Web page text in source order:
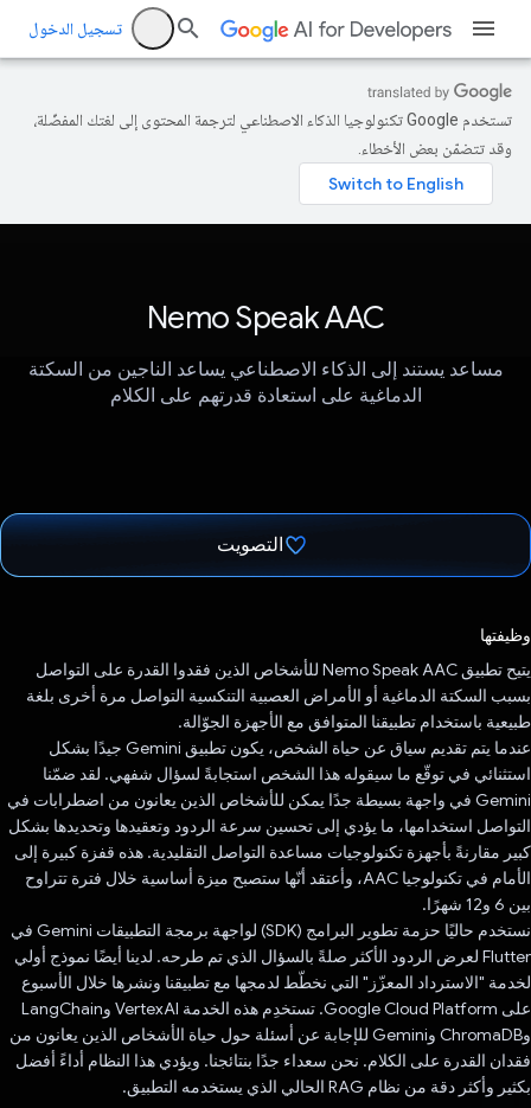
تسجيل الدخول
تستخدم Google تكنولوجيا الذكاء الاصطناعي لترجمة المحتوى إلى لغتك المفضّلة،
وقد تتضمّن بعض الأخطاء.
‫Nemo Speak AAC
مساعد يستند إلى الذكاء الاصطناعي يساعد الناجين من السكتة
الدماغية على استعادة قدرتهم على الكلام
التصويت
وظيفتها
يتيح تطبيق Nemo Speak AAC للأشخاص الذين فقدوا القدرة على التواصل
بسبب السكتة الدماغية أو الأمراض العصبية التنكسية التواصل مرة أخرى بلغة
طبيعية باستخدام تطبيقنا المتوافق مع الأجهزة الجوّالة.
عندما يتم تقديم سياق عن حياة الشخص، يكون تطبيق Gemini جيدًا بشكل
استثنائي في توقّع ما سيقوله هذا الشخص استجابةً لسؤال شفهي. لقد ضمّنا
Gemini في واجهة بسيطة جدًا يمكن للأشخاص الذين يعانون من اضطرابات في
التواصل استخدامها، ما يؤدي إلى تحسين سرعة الردود وتعقيدها وتحديدها بشكل
كبير مقارنةً بأجهزة تكنولوجيات مساعدة التواصل التقليدية. هذه قفزة كبيرة إلى
الأمام في تكنولوجيا AAC، وأعتقد أنّها ستصبح ميزة أساسية خلال فترة تتراوح
بين 6 و12 شهرًا.
نستخدم حاليًا حزمة تطوير البرامج (SDK) لواجهة برمجة التطبيقات Gemini في
Flutter لعرض الردود الأكثر صلةً بالسؤال الذي تم طرحه. لدينا أيضًا نموذج أولي
لخدمة "الاسترداد المعزّز" التي نخطّط لدمجها مع تطبيقنا ونشرها خلال الأسبوع
على Google Cloud Platform. تستخدِم هذه الخدمة VertexAI وLangChain
وChromaDB وGemini للإجابة عن أسئلة حول حياة الأشخاص الذين يعانون من
فقدان القدرة على الكلام. نحن سعداء جدًا بنتائجنا. ويؤدي هذا النظام أداءً أفضل
بكثير وأكثر دقة من نظام RAG الحالي الذي يستخدمه التطبيق.